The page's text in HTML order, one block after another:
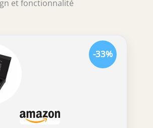
et fonctionnalité
-33%